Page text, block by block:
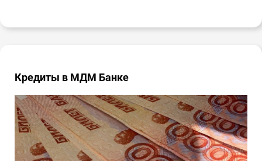
Кредиты в МДМ Банке